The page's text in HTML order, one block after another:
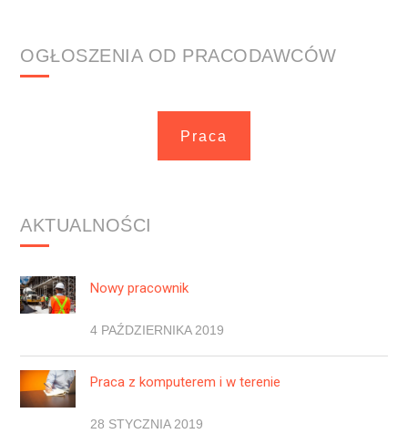
OGŁOSZENIA OD PRACODAWCÓW
Praca
AKTUALNOŚCI
Nowy pracownik
4 PAŹDZIERNIKA 2019
Praca z komputerem i w terenie
28 STYCZNIA 2019